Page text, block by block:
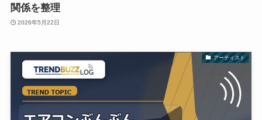
関係を整理
2026年5月22日
アーティスト